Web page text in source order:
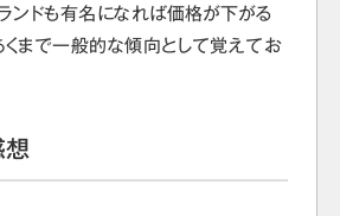
ンドも有名になれば価格が下がる
くまで一般的な傾向として覚えてお